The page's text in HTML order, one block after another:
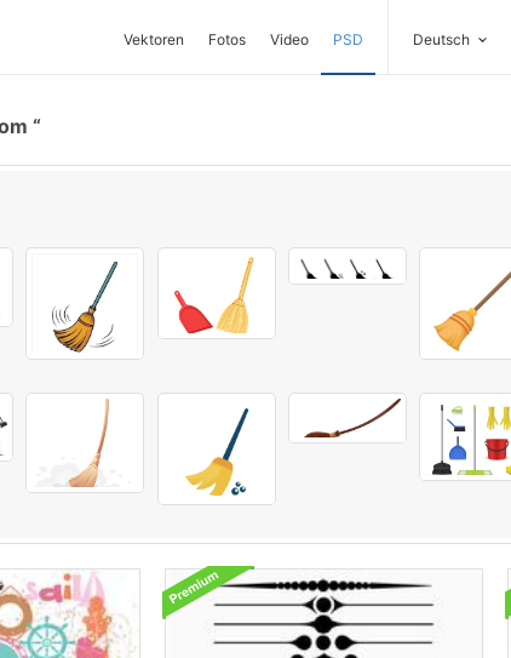
Vektoren Fotos Video PSD Deutsch